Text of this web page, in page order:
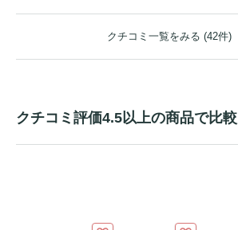
クチコミ一覧をみる (42件)
クチコミ評価4.5以上の商品で比較